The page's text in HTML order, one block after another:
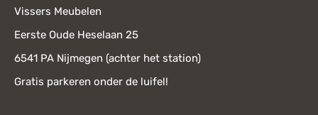
Vissers Meubelen
Eerste Oude Heselaan 25
6541 PA Nijmegen (achter het station)
Gratis parkeren onder de luifel!